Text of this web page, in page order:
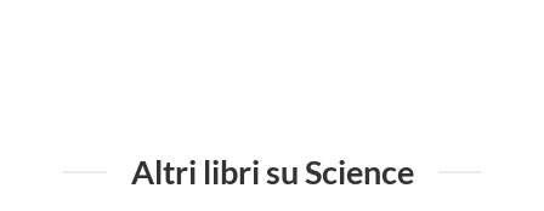
Altri libri su Science